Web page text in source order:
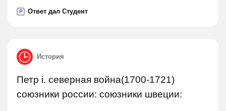
P Ответ дал Студент
История
Петр i. северная война(1700-1721)
союзники россии: союзники швеции: